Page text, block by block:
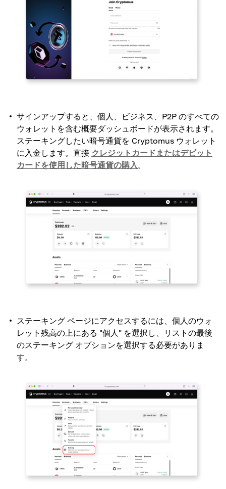
サインアップすると、個人、ビジネス、P2P のすべての
ウォレットを含む概要ダッシュボードが表示されます。
ステーキングしたい暗号通貨を Cryptomus ウォレット
に入金します。直接 クレジットカードまたはデビット
カードを使用した暗号通貨の購入 。
ステーキング ページにアクセスするには、個人のウォ
レット残高の上にある "個人" を選択し、リストの最後
のステーキング オプションを選択する必要がありま
す。